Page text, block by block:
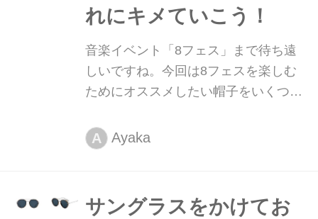
れにキメていこう！
音楽イベント「8フェス」まで待ち遠
しいですね。今回は8フェスを楽しむ
ためにオススメしたい帽子をいくつか
A Ayaka
サングラスをかけてお